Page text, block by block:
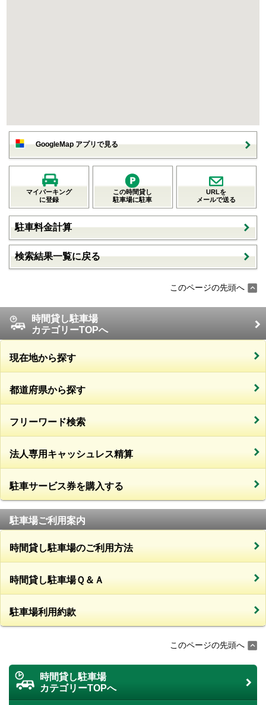
GoogleMap アプリで見る
マイパーキング
に登録
この時間貸し
駐車場に駐車
URLを
メールで送る
駐車料金計算
検索結果一覧に戻る
このページの先頭へ
時間貸し駐車場
カテゴリーTOPへ
現在地から探す
都道府県から探す
フリーワード検索
法人専用キャッシュレス精算
駐車サービス券を購入する
駐車場ご利用案内
時間貸し駐車場のご利用方法
時間貸し駐車場Ｑ＆Ａ
駐車場利用約款
このページの先頭へ
時間貸し駐車場
カテゴリーTOPへ